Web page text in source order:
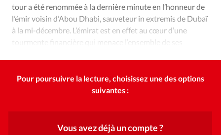
RUBRIQUES
Tous les articles
Actualité chrétienne
Actualité internationale
Chronique
Culture
Opinions
Publireportage
Relations Aujourd'hui
Société
Tour du monde des Eglises
Trait d'Ixène
tour a été renommée à la dernière minute en l’honneur de
l’émir voisin d’Abou Dhabi, sauveteur in extremis de Dubaï
à la mi-décembre. L’émirat est en effet au cœur d’une
tourmente financière qui menace l’ensemble de ses
Pour poursuivre la lecture, choisissez une des options
suivantes :
Vous avez déjà un compte ?